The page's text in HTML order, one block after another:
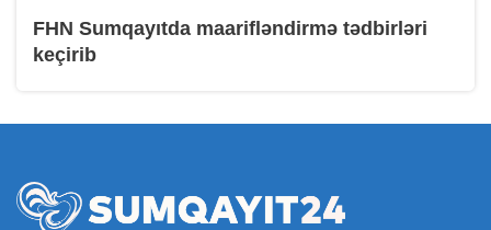
FHN Sumqayıtda maarifləndirmə tədbirləri
keçirib